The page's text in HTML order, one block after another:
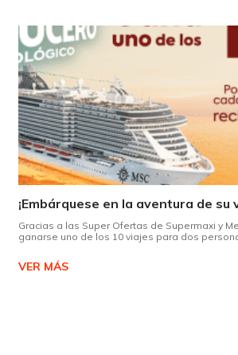
Gracias a las Super Ofertas de Supermaxi y
ganarse uno de los 10 viajes para dos
VER MÁS